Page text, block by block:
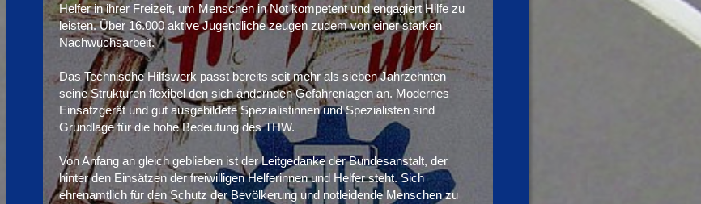
Helfer in ihrer Freizeit, um Menschen in Not kompetent und engagiert Hilfe zu
leisten. Über 16.000 aktive Jugendliche zeugen zudem von einer starken
Nachwuchsarbeit.
Das Technische Hilfswerk passt bereits seit mehr als sieben Jahrzehnten
seine Strukturen flexibel den sich ändernden Gefahrenlagen an. Modernes
Einsatzgerät und gut ausgebildete Spezialistinnen und Spezialisten sind
Grundlage für die hohe Bedeutung des THW.
Von Anfang an gleich geblieben ist der Leitgedanke der Bundesanstalt, der
hinter den Einsätzen der freiwilligen Helferinnen und Helfer steht. Sich
ehrenamtlich für den Schutz der Bevölkerung und notleidende Menschen zu